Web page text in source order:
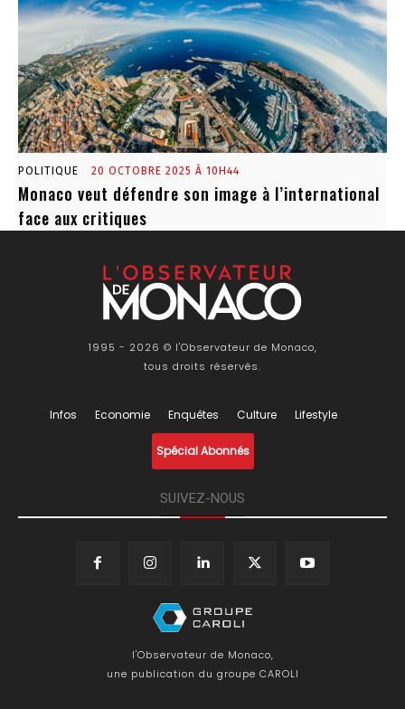
POLITIQUE 20 OCTOBRE 2025 À 10H44
Monaco veut défendre son image à l’international
face aux critiques
1995 - 2026 © l'Observateur de Monaco,
tous droits réservés.
Infos Economie Enquêtes Culture Lifestyle
Spécial Abonnés
SUIVEZ-NOUS
l'Observateur de Monaco,
une publication du groupe CAROLI